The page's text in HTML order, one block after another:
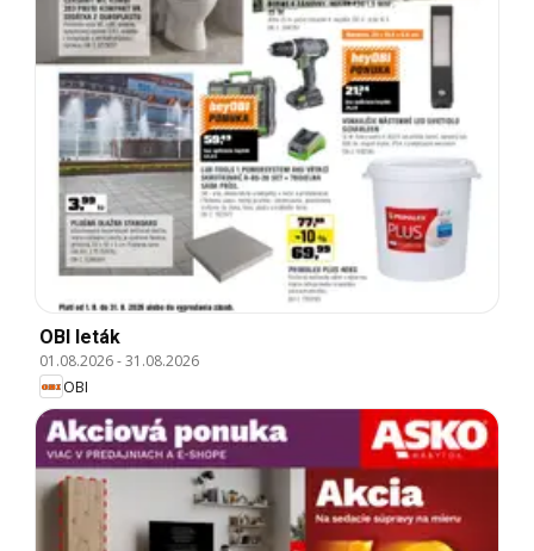
OBI leták
01.08.2026-31.08.2026
OBI